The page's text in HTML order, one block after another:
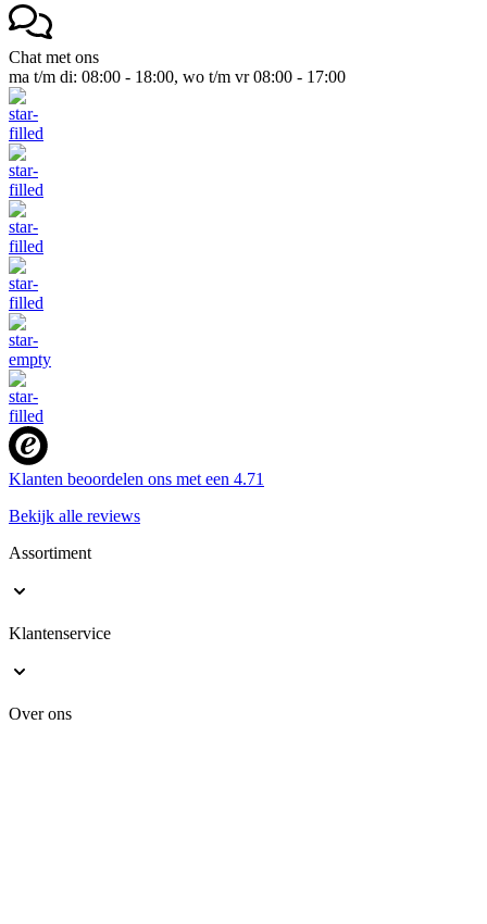
Chat met ons
ma t/m di: 08:00 - 18:00, wo t/m vr 08:00 - 17:00
Klanten beoordelen ons met een 4.71
Bekijk alle reviews
Assortiment
Klantenservice
Over ons